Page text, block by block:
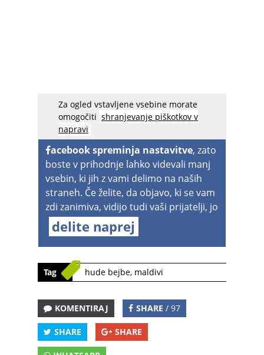
Za ogled vstavljene vsebine morate
omogočiti shranjevanje piškotkov v
napravi
Lepotici sta nas prepričali, da so Maldivi
dejansko raj na zemlji…
acebook spreminja nastavitve, zato
boste v prihodnje lahko videvali manj
vsebin, ki jih z vami delimo na naših
straneh. Če želite, da objavo, ki se vam
zdi zanimiva, vidijo tudi vaši prijatelji, jo
delite naprej
Tag hude bejbe, maldivi
KOMENTIRAJ SHARE / 97
SHARE SHARE